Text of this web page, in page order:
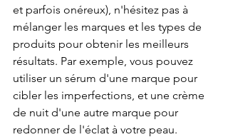
et parfois onéreux), n'hésitez pas à
mélanger les marques et les types de
produits pour obtenir les meilleurs
résultats. Par exemple, vous pouvez
utiliser un sérum d'une marque pour
cibler les imperfections, et une crème
de nuit d'une autre marque pour
redonner de l'éclat à votre peau.